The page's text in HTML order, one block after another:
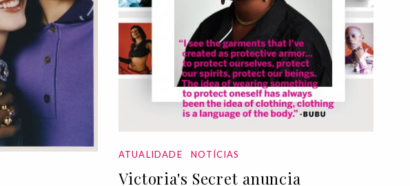
ATUALIDADE NOTÍCIAS
Victoria's Secret anuncia